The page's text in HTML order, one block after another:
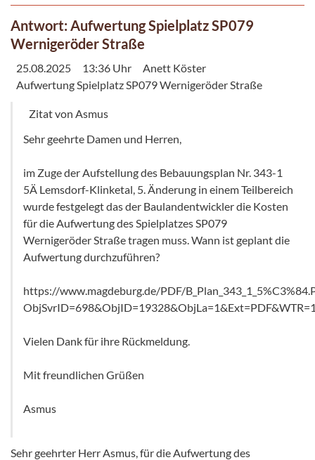
Antwort: Aufwertung Spielplatz SP079
Wernigeröder Straße
25.08.2025 13:36 Uhr
Anett Köster
Aufwertung Spielplatz SP079 Wernigeröder Straße
Zitat von Asmus
Sehr geehrte Damen und Herren,
im Zuge der Aufstellung des Bebauungsplan Nr. 343-1
5Ä Lemsdorf-Klinketal, 5. Änderung in einem Teilbereich
wurde festgelegt das der Baulandentwickler die Kosten
für die Aufwertung des Spielplatzes SP079
Wernigeröder Straße tragen muss. Wann ist geplant die
Aufwertung durchzuführen?
https://www.magdeburg.de/PDF/
Vielen Dank für ihre Rückmeldung.
Mit freundlichen Grüßen
Asmus
Sehr geehrter Herr Asmus, für die Aufwertung des